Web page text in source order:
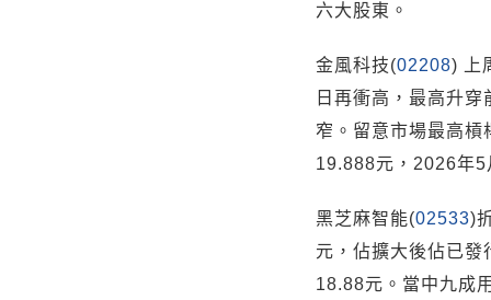
六大股東。
金風科技(02208) 上
日再衝高，最高升
窄。留意市場最高槓
19.888元，2026年5
黑芝麻智能(02533)
元，佔擴大後佔已
18.88元。當中九成